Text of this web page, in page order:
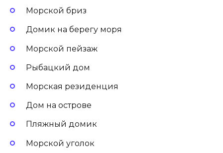
Морской бриз
Домик на берегу моря
Морской пейзаж
Рыбацкий дом
Морская резиденция
Дом на острове
Пляжный домик
Морской уголок